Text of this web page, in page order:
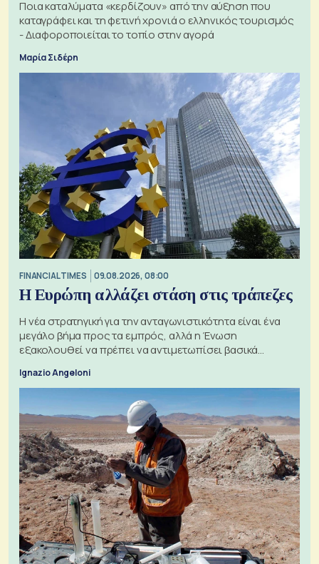
Ποια καταλύματα «κερδίζουν» από την αύξηση που
καταγράφει και τη φετινή χρονιά ο ελληνικός τουρισμός
- Διαφοροποιείται το τοπίο στην αγορά
Μαρία Σιδέρη
FINANCIAL TIMES 09.08.2026, 08:00
Η Ευρώπη αλλάζει στάση στις τράπεζες
Η νέα στρατηγική για την ανταγωνιστικότητα είναι ένα
μεγάλο βήμα προς τα εμπρός, αλλά η Ένωση
εξακολουθεί να πρέπει να αντιμετωπίσει βασικά
Ignazio Angeloni